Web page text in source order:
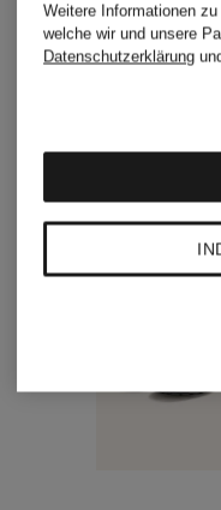
CHF
Weitere Informationen
welche wir und unsere
Datenschutzerklärung